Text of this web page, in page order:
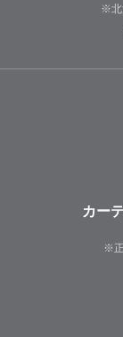
※北
カー
※